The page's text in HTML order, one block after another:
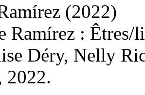
(2022)
Ramírez : Êtres/
Déry, Nelly